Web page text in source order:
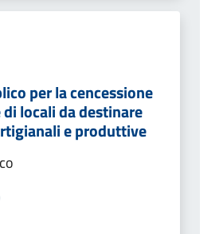
per la cencessione
locali da destinare
e produttive